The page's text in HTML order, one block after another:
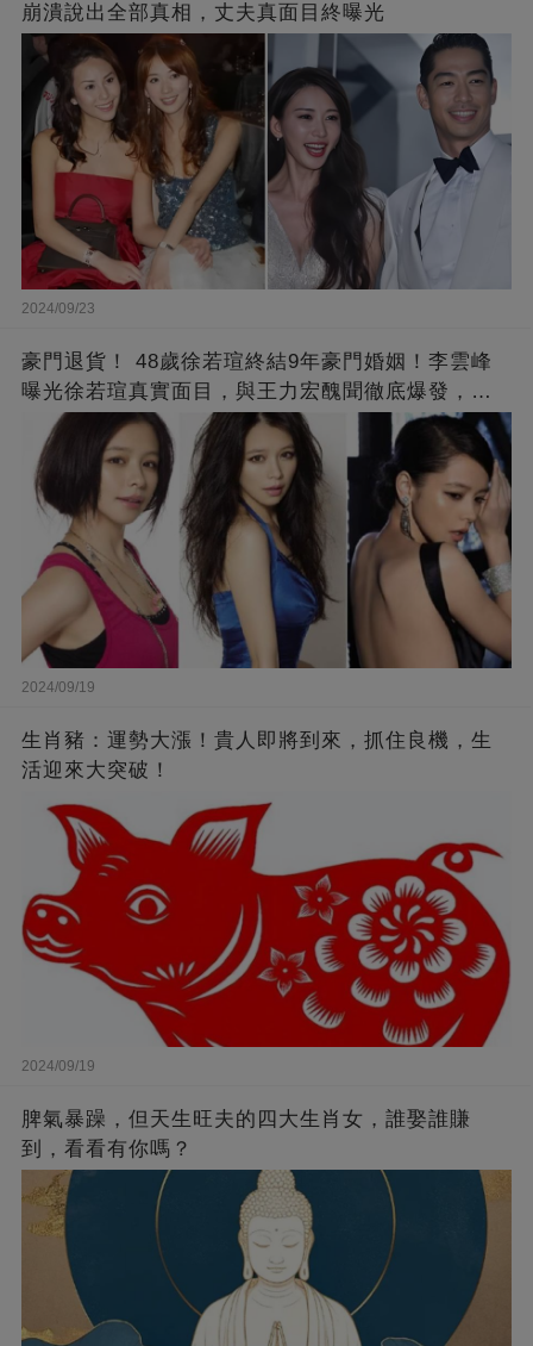
崩潰說出全部真相，丈夫真面目終曝光
2024/09/23
豪門退貨！ 48歲徐若瑄終結9年豪門婚姻！李雲峰
曝光徐若瑄真實面目，與王力宏醜聞徹底爆發，原
來李靚蕾說的都是真的 ！
2024/09/19
生肖豬：運勢大漲！貴人即將到來，抓住良機，生
活迎來大突破！
2024/09/19
脾氣暴躁，但天生旺夫的四大生肖女，誰娶誰賺
到，看看有你嗎？